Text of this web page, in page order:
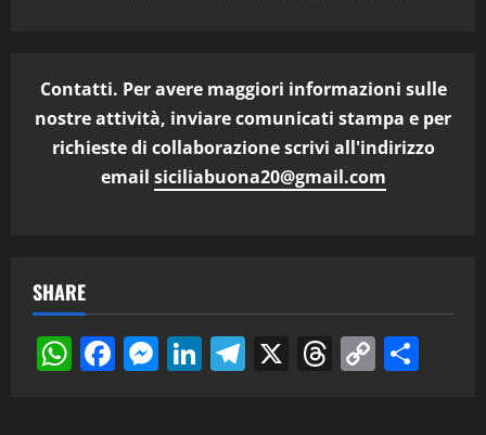
Contatti. Per avere maggiori informazioni sulle
nostre attività, inviare comunicati stampa e per
richieste di collaborazione scrivi all'indirizzo
email siciliabuona20@gmail.com
SHARE
WhatsApp
Facebook
Messenger
LinkedIn
Telegram
X Threads
Copy